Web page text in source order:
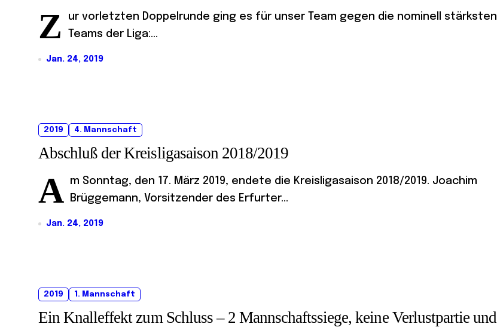
Z
ur vorletzten Doppelrunde ging es für unser Team gegen die nominell stärksten
Teams der Liga:...
Jan. 24, 2019
2019 4. Mannschaft
Abschluß der Kreisligasaison 2018/2019
A
m Sonntag, den 17. März 2019, endete die Kreisligasaison 2018/2019. Joachim
Brüggemann, Vorsitzender des Erfurter...
Jan. 24, 2019
2019 1. Mannschaft
Ein Knalleffekt zum Schluss – 2 Mannschaftssiege, keine Verlustpartie und